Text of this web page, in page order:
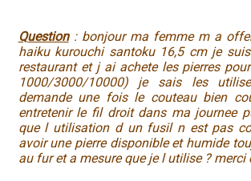
Demande de devis
Expédition le jour même
Frais de port
Hall of Fame
Question : bonjour ma femme m a
haiku kurouchi santoku 16,5 cm je
restaurant et j ai achete les pierres
1000/3000/10000) je sais les
demande une fois le couteau bien
entretenir le fil droit dans ma journee
que l utilisation d un fusil n est pas
avoir une pierre disponible et humide
au fur et a mesure que je l utilise ? merci